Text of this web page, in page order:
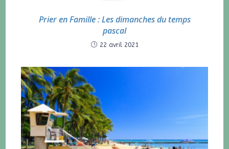
Prier en Famille : Les dimanches du temps
pascal
22 avril 2021